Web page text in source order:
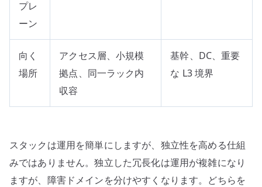
プレ
ーン
向く
場所
アクセス層、小規模
拠点、同一ラック内
収容
基幹、DC、重要
な L3 境界
スタックは運用を簡単にしますが、独立性を高める仕組
みではありません。独立した冗長化は運用が複雑になり
ますが、障害ドメインを分けやすくなります。どちらを